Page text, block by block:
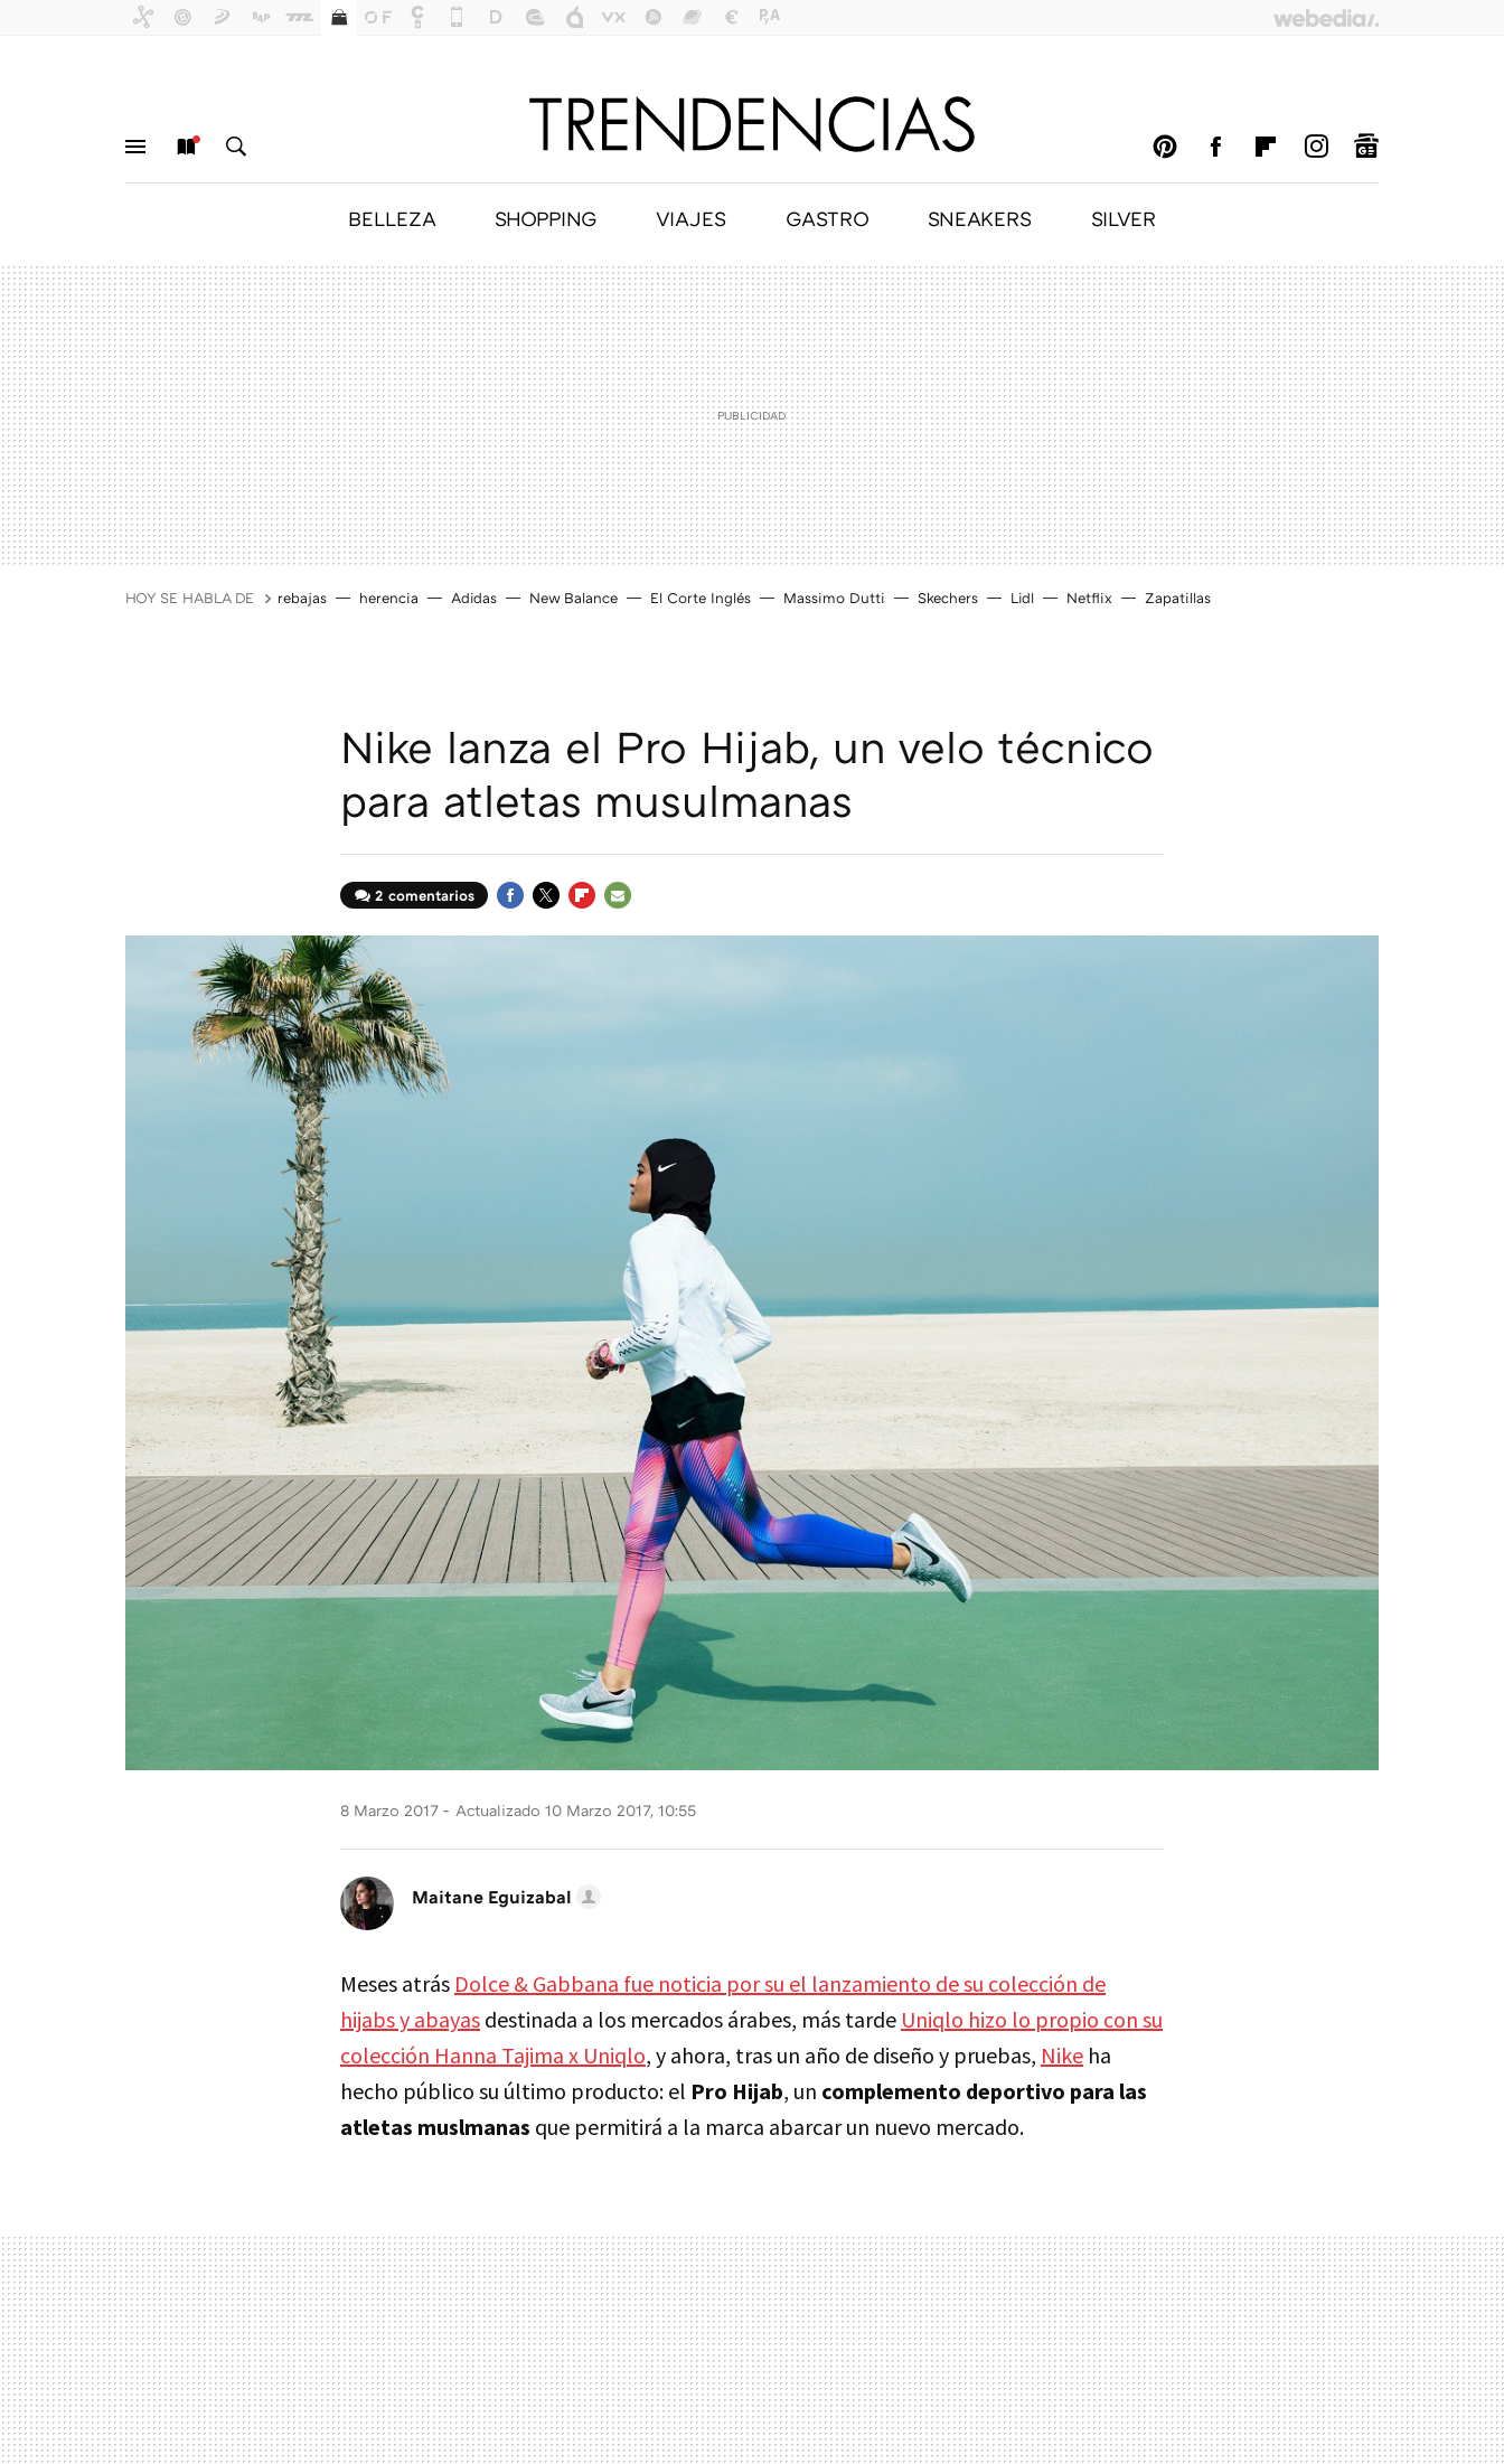
BELLEZA SHOPPING VIAJES GASTRO SNEAKERS SILVER
HOY SE HABLA DE rebajas herencia Adidas New Balance El Corte Inglés Massimo Dutti Skechers Lidl Netflix Zapatillas
Nike lanza el Pro Hijab, un velo técnico
para atletas musulmanas
2 comentarios
8 Marzo 2017 Actualizado 10 Marzo 2017, 10:55
Maitane Eguizabal
Meses atrás Dolce & Gabbana fue noticia por su el lanzamiento de su colección de
hijabs y abayas destinada a los mercados árabes, más tarde Uniqlo hizo lo propio con su
colección Hanna Tajima x Uniqlo, y ahora, tras un año de diseño y pruebas, Nike ha
hecho público su último producto: el Pro Hijab, un complemento deportivo para las
atletas muslmanas que permitirá a la marca abarcar un nuevo mercado.